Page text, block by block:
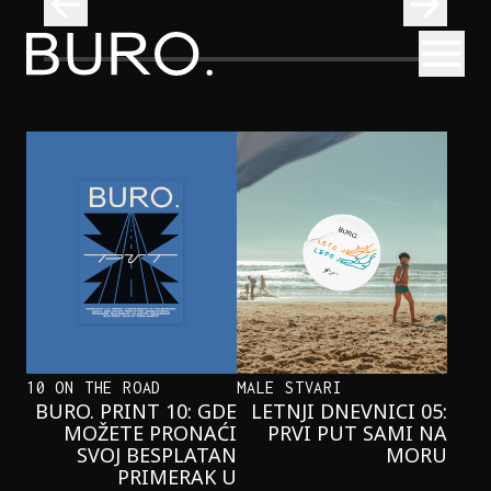
BURO.
ONAJ JEDAN PROIZVOD KOJI
STALNO SELIMO SA POLICE U
TORBE
10 ON THE ROAD
BURO. PRINT 10: GDE
MOŽETE PRONAĆI
SVOJ BESPLATAN
PRIMERAK U
MALE STVARI
LETNJI DNEVNICI 05:
PRVI PUT SAMI NA
MORU